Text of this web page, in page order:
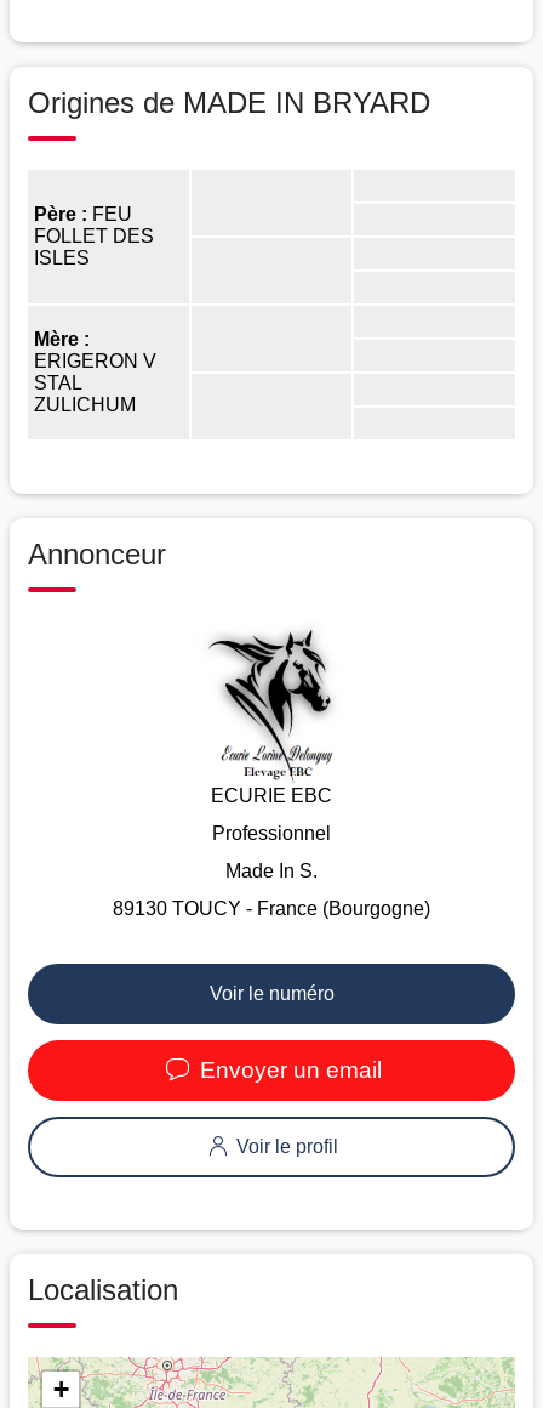
Origines de MADE IN BRYARD
Père : FEU
FOLLET DES
ISLES
Mère :
ERIGERON V
STAL
ZULICHUM
Annonceur
ECURIE EBC
Professionnel
Made In S.
89130 TOUCY - France (Bourgogne)
Voir le numéro
Envoyer un email
Voir le profil
Localisation
+